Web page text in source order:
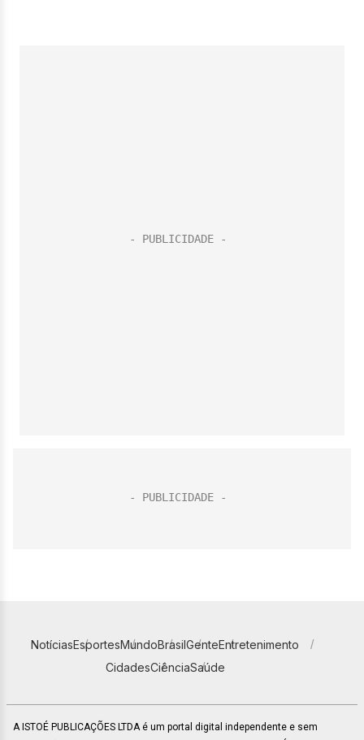
NotíciasEsportesMundoBrasilGenteEntretenimento
CidadesCiênciaSaúde
A ISTOÉ PUBLICAÇÕES LTDA é um portal digital independente e sem